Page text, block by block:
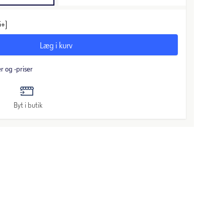
Læg i kurv
og -priser
Byt i butik